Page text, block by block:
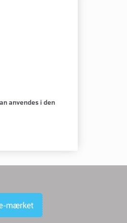
anvendes i den